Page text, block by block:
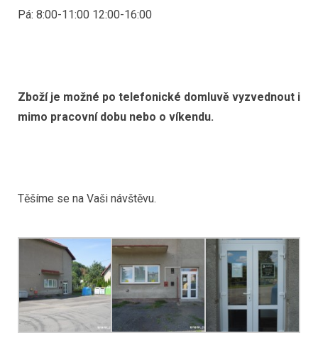
Pá: 8:00-11:00 12:00-16:00
Zboží je možné po telefonické domluvě vyzvednout i
mimo pracovní dobu nebo o víkendu.
Těšíme se na Vaši návštěvu.